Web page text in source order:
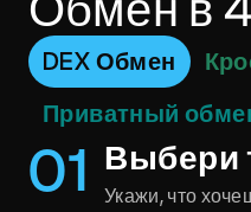
DEX Обмен
Приватный
01 Выбери
Укажи, что